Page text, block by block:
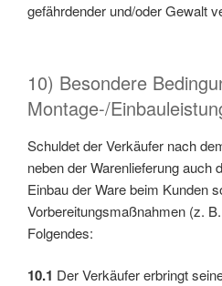
gefährdender und/oder Gewalt
10) Besondere
Montage-/
Schuldet der Verkäufer nach
neben der Warenlieferung auch
Einbau der Ware beim Kunden
Vorbereitungsmaßnahmen (z.
Folgendes:
10.1 Der Verkäufer erbringt